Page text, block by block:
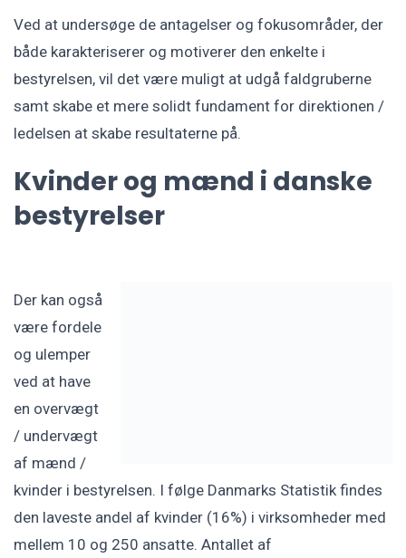
Ved at undersøge de antagelser og fokusområder, der
både karakteriserer og motiverer den enkelte i
bestyrelsen, vil det være muligt at udgå faldgruberne
samt skabe et mere solidt fundament for direktionen /
ledelsen at skabe resultaterne på.
Kvinder og mænd i danske
bestyrelser
Der kan også
være fordele
og ulemper
ved at have
en overvægt
/ undervægt
af mænd /
kvinder i bestyrelsen. I følge Danmarks Statistik findes
den laveste andel af kvinder (16%) i virksomheder med
mellem 10 og 250 ansatte. Antallet af